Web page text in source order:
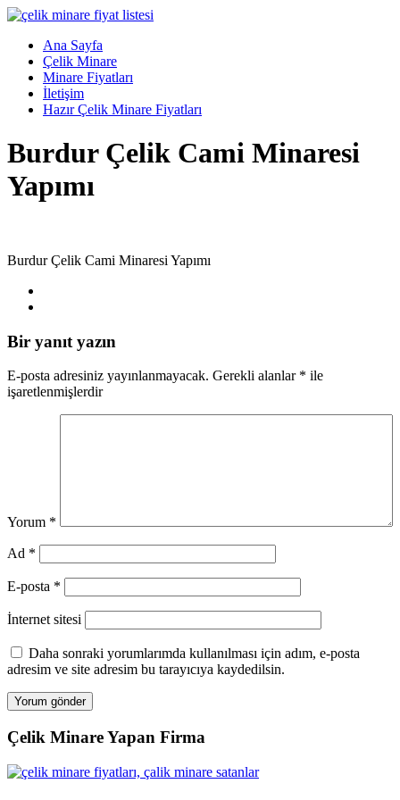
Skip
content
Çelik
Minare,
Çelik
Minare
Çelik
Minare
Firması
Çelik
Minare
Menü
Ana Sayfa
Çelik Minare
Minare Fiyatları
İletişim
Hazır Çelik Minare Fiyatları
Burdur Çelik Cami Minaresi
Yapımı
Burdur Çelik Cami Minaresi Yapımı
Bir yanıt yazın
E-posta adresiniz yayınlanmayacak. Gerekli alanlar * ile
işaretlenmişlerdir
Yorum *
Ad *
E-posta *
İnternet sitesi
Daha sonraki yorumlarımda kullanılması için adım, e-posta
adresim ve site adresim bu tarayıcıya kaydedilsin.
Çelik Minare Yapan Firma